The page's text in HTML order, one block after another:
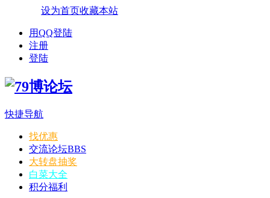
设为首页收藏本站
用QQ登陆
注册
登陆
快捷导航
找优惠
交流论坛BBS
大转盘抽奖
白菜大全
积分福利